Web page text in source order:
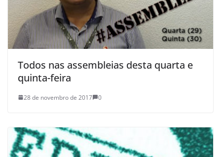
Todos nas assembleias desta quarta e
quinta-feira
28 de novembro de 2017 0